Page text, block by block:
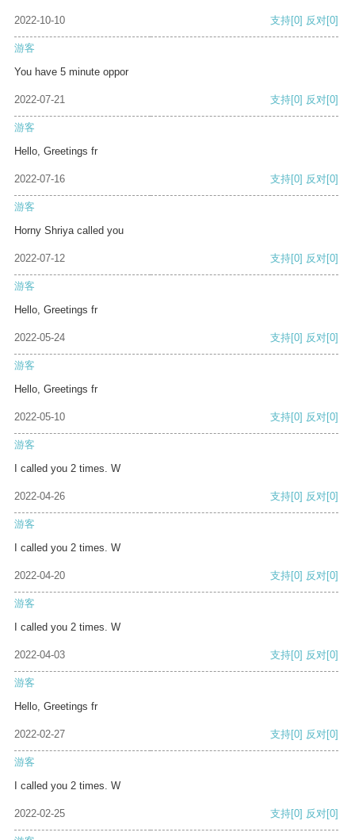
2022-10-10 支持[0] 反对[0]
游客
You have 5 minute oppor
2022-07-21 支持[0] 反对[0]
游客
Hello, Greetings fr
2022-07-16 支持[0] 反对[0]
游客
Horny Shriya called you
2022-07-12 支持[0] 反对[0]
游客
Hello, Greetings fr
2022-05-24 支持[0] 反对[0]
游客
Hello, Greetings fr
2022-05-10 支持[0] 反对[0]
游客
I called you 2 times. W
2022-04-26 支持[0] 反对[0]
游客
I called you 2 times. W
2022-04-20 支持[0] 反对[0]
游客
I called you 2 times. W
2022-04-03 支持[0] 反对[0]
游客
Hello, Greetings fr
2022-02-27 支持[0] 反对[0]
游客
I called you 2 times. W
2022-02-25 支持[0] 反对[0]